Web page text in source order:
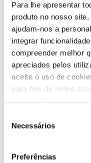
Para lhe apresentar
produto no nosso
ajudam-nos a
integrar
compreender melhor
apreciados pelos
aceite o uso de
para fins de redes
parte da sua
Necessários
Preferências
A sua